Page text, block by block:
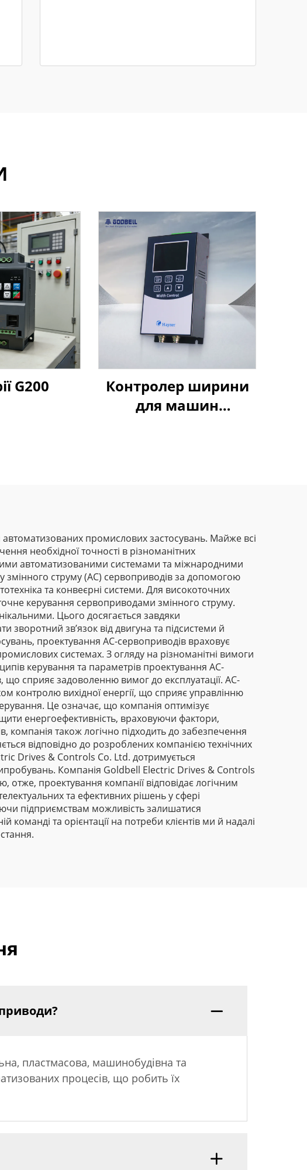
G200
Контролер ширини
для машин
промислових застосувань. Майже всі
необхідної точності в різноманітних
автоматизованими системами та міжнародними
змінного струму (AC) сервоприводів за допомогою
та конвеєрні системи. Для високоточних
керування сервоприводами змінного струму.
Цього досягається завдяки
зворотний зв’язок від двигуна та підсистеми й
проектування AC-сервоприводів враховує
системах. З огляду на різноманітні вимоги
керування та параметрів проектування AC-
сприяє задоволенню вимог до експлуатації. AC-
контролю вихідної енергії, що сприяє управлінню
Це означає, що компанія оптимізує
енергоефективність, враховуючи фактори,
компанія також логічно підходить до забезпечення
відповідно до розроблених компанією технічних
Drives & Controls Co. Ltd. дотримується
Компанія Goldbell Electric Drives & Controls
проектування компанії відповідає логічним
та ефективних рішень у сфері
підприємствам можливість залишатися
та орієнтації на потреби клієнтів ми й надалі
пластмасова, машинобудівна та
процесів, що робить їх